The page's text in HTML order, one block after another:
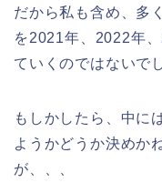
だから私も含め、多
を2021年、2022年
ていくのではないで
もしかしたら、中に
ようかどうか決めか
が、、、